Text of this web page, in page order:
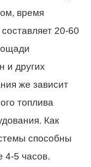
время
20-60
и других
же зависит
топлива
Как
способны
4-5 часов.